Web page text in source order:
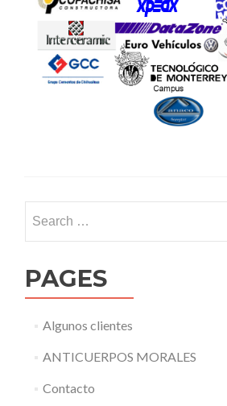
PAGES
Algunos clientes
ANTICUERPOS MORALES
Contacto